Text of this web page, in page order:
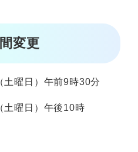
変更
土曜日）午前9時30分
土曜日）午後10時